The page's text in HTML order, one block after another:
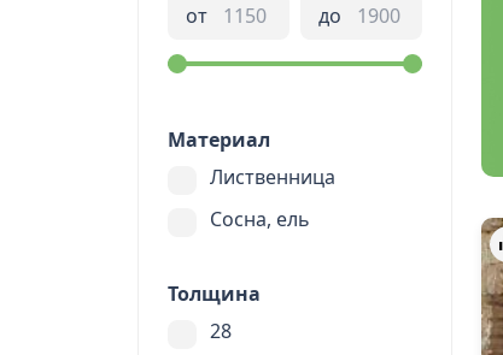
от до
Материал
Лиственница
Сосна, ель
Толщина
28